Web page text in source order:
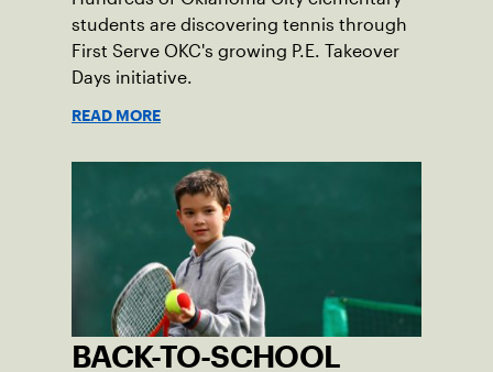
students are discovering tennis through
First Serve OKC's growing P.E. Takeover
Days initiative.
READ MORE
BACK-TO-SCHOOL